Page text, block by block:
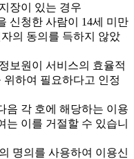
장이 있는 경우
신청한 사람이 14세 미만
의 동의를 득하지 않았
보원이 서비스의 효율적
위하여 필요하다고 인정
각 호에 해당하는 이용
는 이를 거절할 수 있습니
명의를 사용하여 이용신